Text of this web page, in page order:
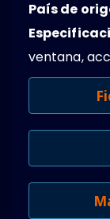
País de
ventana,